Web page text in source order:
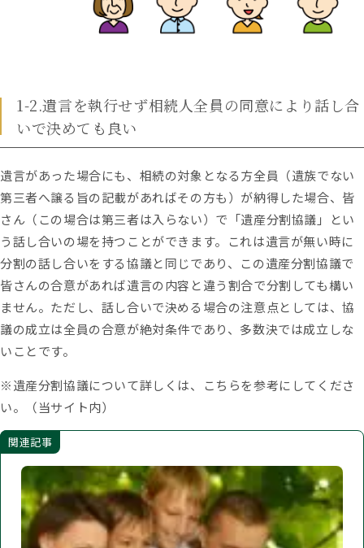
1-2.遺言を執行せず相続人全員の同意により話し合
いで決めても良い
遺言があった場合にも、相続の対象となる方全員（遺族でない
第三者へ譲る旨の記載があればその方も）が納得した場合、皆
さん（この場合は第三者は入らない）で「遺産分割協議」とい
う話し合いの場を持つことができます。これは遺言が無い時に
分割の話し合いをする協議と同じであり、この遺産分割協議で
皆さんの合意があれば遺言の内容と違う割合で分割しても構い
ません。ただし、話し合いで決める場合の注意点としては、協
議の成立は全員の合意が絶対条件であり、多数決では成立しな
いことです。
※遺産分割協議について詳しくは、こちらを参考にしてくださ
い。（当サイト内）
関連記事